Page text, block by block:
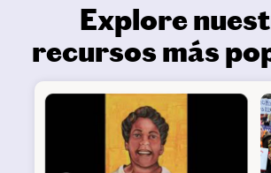
Explore
recursos más